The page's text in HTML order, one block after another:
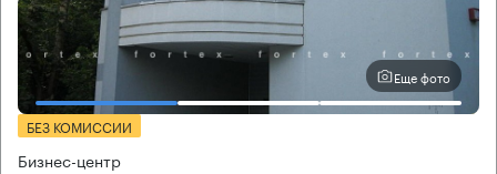
Еще фото
БЕЗ КОМИССИИ
Бизнес-центр